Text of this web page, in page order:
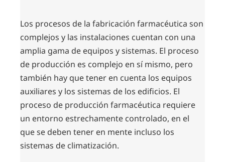
Los procesos de la fabricación farmacéutica son
complejos y las instalaciones cuentan con una
amplia gama de equipos y sistemas. El proceso
de producción es complejo en sí mismo, pero
también hay que tener en cuenta los equipos
auxiliares y los sistemas de los edificios. El
proceso de producción farmacéutica requiere
un entorno estrechamente controlado, en el
que se deben tener en mente incluso los
sistemas de climatización.